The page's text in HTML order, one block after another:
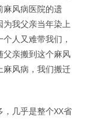
麻风病医院的遗
我父亲当年染上
人又难带我们，
父亲搬到这个麻风
麻风病，我们搬迁
几乎是整个XX省